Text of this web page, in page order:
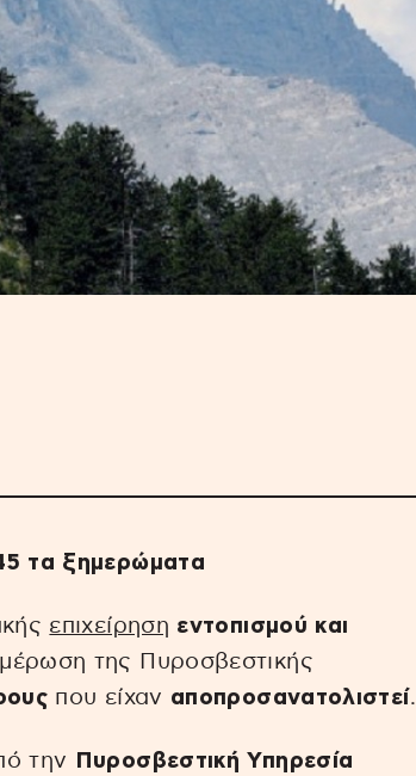
τα ξημερώματα
επιχείρηση εντοπισμού και
της Πυροσβεστικής
που είχαν αποπροσανατολιστεί.
την Πυροσβεστική Υπηρεσία